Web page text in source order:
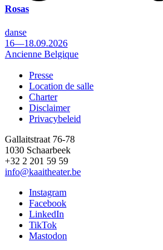
Rosas
danse
16—18.09.2026
Ancienne Belgique
Footer
Presse
Location de salle
Charter
Disclaimer
Privacybeleid
Gallaitstraat 76-78
1030 Schaarbeek
+32 2 201 59 59
info@kaaitheater.be
Instagram
Facebook
LinkedIn
TikTok
Mastodon